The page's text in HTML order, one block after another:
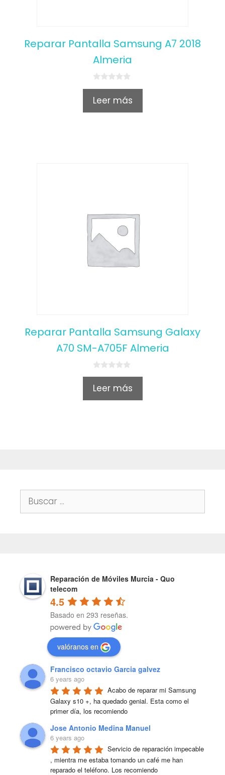
Reparar Pantalla Samsung A7 2018
Almeria
0
u
Leer más
Reparar Pantalla Samsung Galaxy
A70 SM-A705F Almeria
0
u
Leer más
Buscar:
Reparación de Móviles Murcia - Quo
telecom
4.5
Basado en 293 reseñas.
valóranos en
Francisco octavio Garcia galvez
6 years ago
Acabo de reparar mi Samsung
Galaxy s10 +, ha quedado genial. Esta como el
primer día, los recomiendo
Jose Antonio Medina Manuel
6 years ago
Servicio de reparación impecable
, mientra me estaba tomando un café me han
reparado el teléfono. Los recomiendo